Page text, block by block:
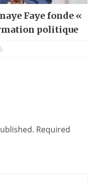
Faye fonde «
politique
Required